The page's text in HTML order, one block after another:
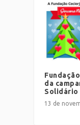
da
Solidário
13 de